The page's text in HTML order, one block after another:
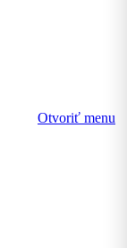
Otvoriť menu